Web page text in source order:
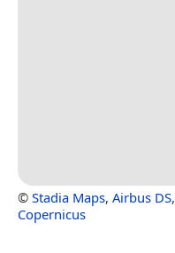
© Stadia Maps, Airbus DS,
Copernicus